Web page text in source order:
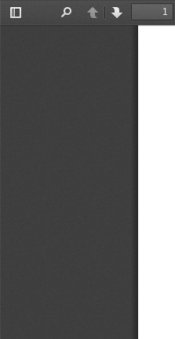
Toggle
PreviousNext